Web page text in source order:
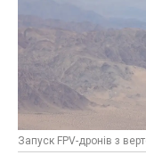
Запуск FPV-дронів з